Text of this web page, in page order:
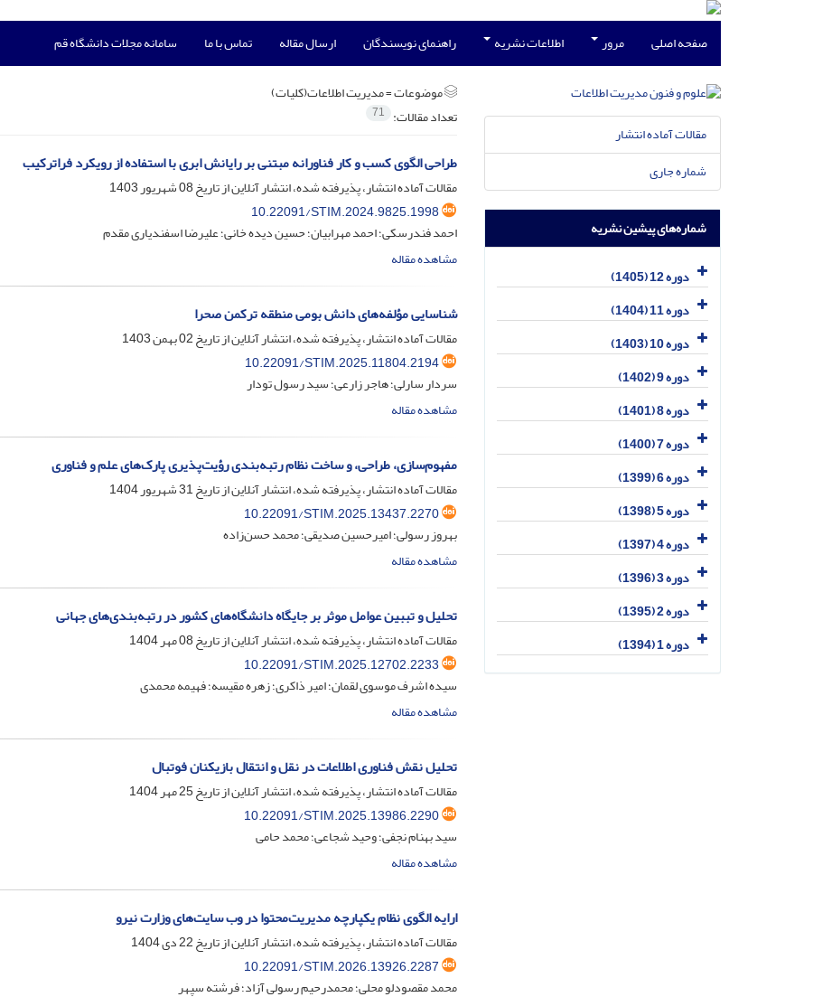
صفحه اصلی مرور اطلاعات نشریه راهنمای نویسندگان ارسال مقاله تماس با ما سامانه مجلات دانشگاه قم
موضوعات =مدیریت اطلاعات(کلیات)
تعداد مقالات: 71
طراحی الگوی کسب و کار فناورانه مبتنی بر رایانش ابری با استفاده از رویکرد فراترکیب
مقالات آماده انتشار، پذیرفته شده، انتشار آنلاین از تاریخ08 شهریور 1403
10.22091/STIM.2024.9825.1998
احمد فندرسکی؛ احمد مهرابیان؛ حسین دیده خانی؛ علیرضا اسفندیاری مقدم
مشاهده مقاله
شناسایی مؤلفه‌های دانش بومی منطقه ترکمن صحرا
مقالات آماده انتشار، پذیرفته شده، انتشار آنلاین از تاریخ02 بهمن 1403
10.22091/STIM.2025.11804.2194
سردار سارلی؛ هاجر زارعی؛ سید رسول تودار
مشاهده مقاله
مفهوم‌سازی، طراحی، و ساخت نظام رتبه‌بندی رؤیت‌پذیری پارک‌های علم و فناوری
مقالات آماده انتشار، پذیرفته شده، انتشار آنلاین از تاریخ31 شهریور 1404
10.22091/STIM.2025.13437.2270
بهروز رسولی؛ امیرحسین صدیقی؛ محمد حسن‌زاده
مشاهده مقاله
تحلیل و تببین عوامل موثر بر جایگاه دانشگاه‌های کشور در رتبه‌بندی‌های جهانی
مقالات آماده انتشار، پذیرفته شده، انتشار آنلاین از تاریخ08 مهر 1404
10.22091/STIM.2025.12702.2233
سیده اشرف موسوی لقمان؛ امیر ذاکری؛ زهره مقیسه؛ فهیمه محمدی
مشاهده مقاله
تحلیل نقش فناوری اطلاعات در نقل و انتقال بازیکنان فوتبال
مقالات آماده انتشار، پذیرفته شده، انتشار آنلاین از تاریخ25 مهر 1404
10.22091/STIM.2025.13986.2290
سید بهنام نجفی؛ وحید شجاعی؛ محمد حامی
مشاهده مقاله
ارایه الگوی نظام یکپارچه مدیریت‌محتوا در وب سایت‌های وزارت نیرو
مقالات آماده انتشار، پذیرفته شده، انتشار آنلاین از تاریخ22 دی 1404
10.22091/STIM.2026.13926.2287
محمد مقصودلو محلی؛ محمدرحیم رسولی آزاد؛ فرشته سپهر
مقالات آماده انتشار
شماره جاری
شماره‌های پیشین نشریه
دوره 12 (1405)
دوره 11 (1404)
دوره 10 (1403)
دوره 9 (1402)
دوره 8 (1401)
دوره 7 (1400)
دوره 6 (1399)
دوره 5 (1398)
دوره 4 (1397)
دوره 3 (1396)
دوره 2 (1395)
دوره 1 (1394)